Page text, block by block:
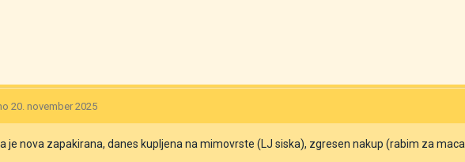
20. november 2025
je nova zapakirana, danes kupljena na mimovrste (LJ siska), zgresen nakup (rabim za